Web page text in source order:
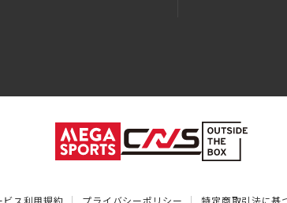
ビス利用規約 プライバシーポリシー 特定商取引法に基